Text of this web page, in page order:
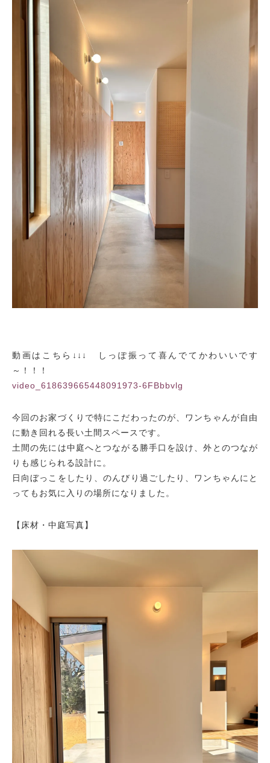
動画はこちら↓↓↓ しっぽ振って喜んでてかわいいです
～！！！
video_618639665448091973-6FBbbvlg
今回のお家づくりで特にこだわったのが、ワンちゃんが自由
に動き回れる長い土間スペースです。
土間の先には中庭へとつながる勝手口を設け、外とのつなが
りも感じられる設計に。
日向ぼっこをしたり、のんびり過ごしたり、ワンちゃんにと
ってもお気に入りの場所になりました。
【床材・中庭写真】